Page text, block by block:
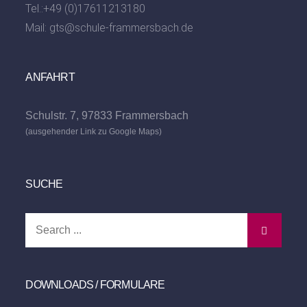
Tel.:+49 (0)17611213180
Mail: gts@schule-frammersbach.de
ANFAHRT
Schulstr. 7, 97833 Frammersbach
(ausgehender Link zu Google Maps)
SUCHE
DOWNLOADS / FORMULARE